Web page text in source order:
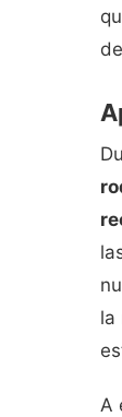
la
A